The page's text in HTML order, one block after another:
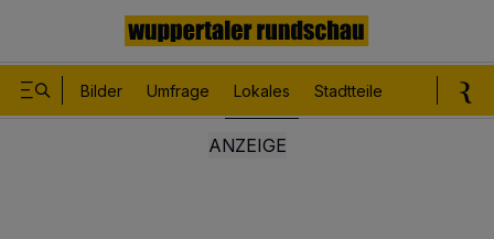
Bilder Umfrage Lokales Stadtteile